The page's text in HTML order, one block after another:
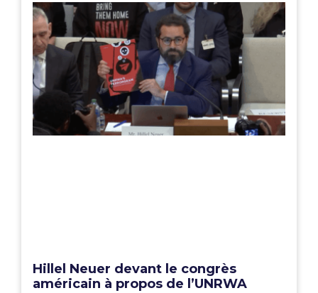
Hillel Neuer devant le congrès
américain à propos de l’UNRWA